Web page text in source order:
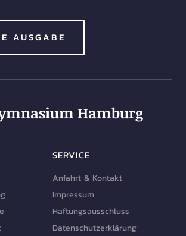
AUSGABE
Hamburg
SERVICE
Anfahrt & Kontakt
Impressum
Haftungsausschluss
Datenschutzerklärung